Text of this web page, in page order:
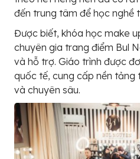
đến trung tâm để học nghề
Được biết, khóa học make
chuyên gia trang điểm Bul
và hỗ trợ. Giáo trình được
quốc tế, cung cấp nền tảng
và chuyên sâu.